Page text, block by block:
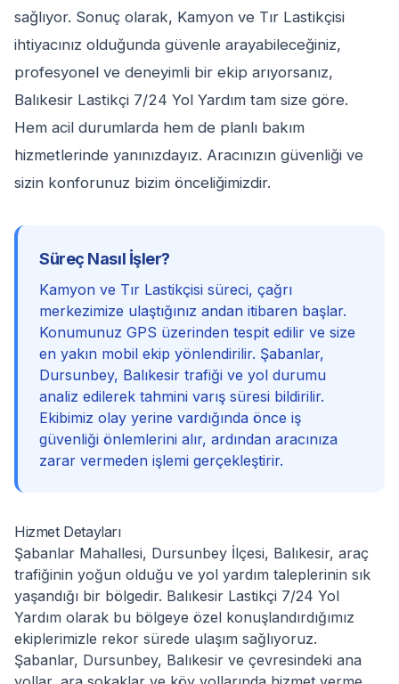
sağlıyor. Sonuç olarak, Kamyon ve Tır Lastikçisi
ihtiyacınız olduğunda güvenle arayabileceğiniz,
profesyonel ve deneyimli bir ekip arıyorsanız,
Balıkesir Lastikçi 7/24 Yol Yardım tam size göre.
Hem acil durumlarda hem de planlı bakım
hizmetlerinde yanınızdayız. Aracınızın güvenliği ve
sizin konforunuz bizim önceliğimizdir.
Süreç Nasıl İşler?
Kamyon ve Tır Lastikçisi süreci, çağrı
merkezimize ulaştığınız andan itibaren başlar.
Konumunuz GPS üzerinden tespit edilir ve size
en yakın mobil ekip yönlendirilir. Şabanlar,
Dursunbey, Balıkesir trafiği ve yol durumu
analiz edilerek tahmini varış süresi bildirilir.
Ekibimiz olay yerine vardığında önce iş
güvenliği önlemlerini alır, ardından aracınıza
zarar vermeden işlemi gerçekleştirir.
Hizmet Detayları
Şabanlar Mahallesi, Dursunbey İlçesi, Balıkesir, araç
trafiğinin yoğun olduğu ve yol yardım taleplerinin sık
yaşandığı bir bölgedir. Balıkesir Lastikçi 7/24 Yol
Yardım olarak bu bölgeye özel konuşlandırdığımız
ekiplerimizle rekor sürede ulaşım sağlıyoruz.
Şabanlar, Dursunbey, Balıkesir ve çevresindeki ana